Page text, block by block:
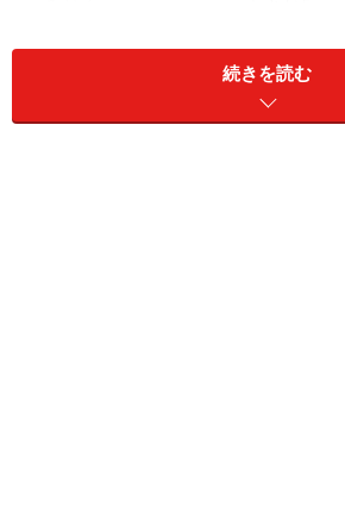
・しょう油 .................................大さじ2～
・けしの実（又は白ごま） ...................
続きを読む